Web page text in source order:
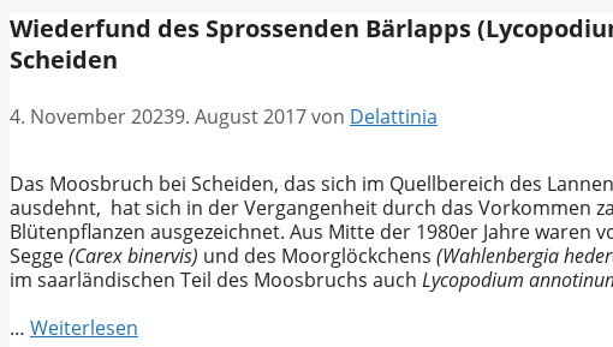
Wiederfund des Sprossenden Bärlapps
Scheiden
4. November 20239. August 2017von Delattinia
Das Moosbruch bei Scheiden, das sich im Quellbereich des
ausdehnt, hat sich in der Vergangenheit durch das Vorkommen
Blütenpflanzen ausgezeichnet. Aus Mitte der 1980er Jahre waren
Segge(Carex binervis) und des Moorglöckchens (Wahlenbergia
im saarländischen Teil des Moosbruchs auch Lycopodium
… Weiterlesen